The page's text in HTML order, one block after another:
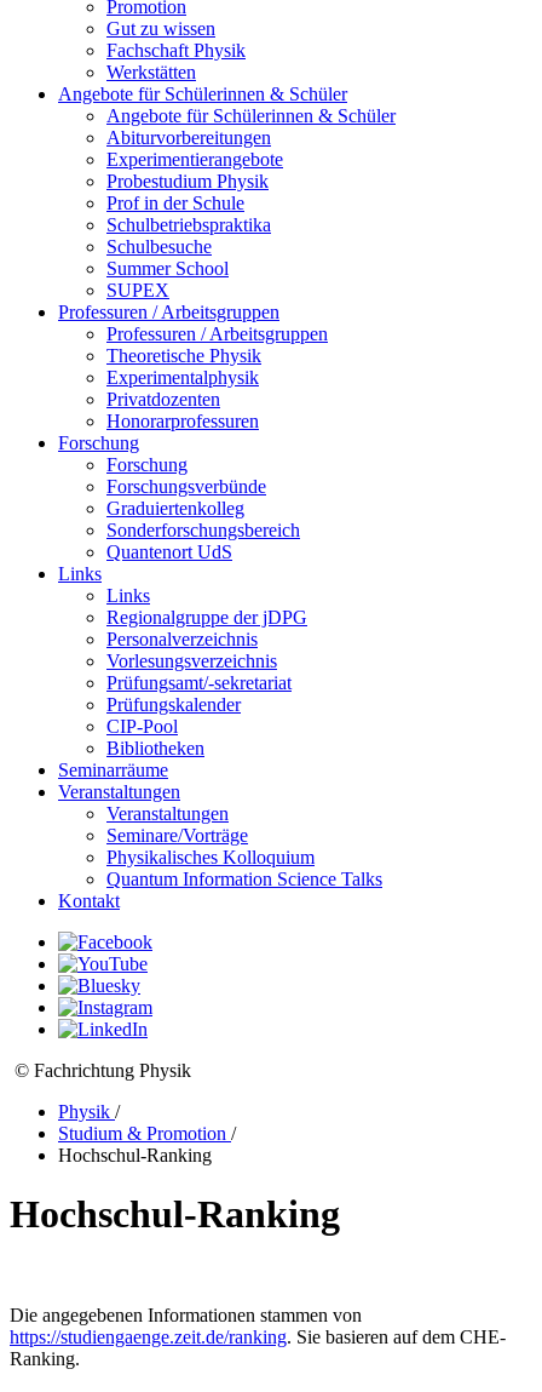
Promotion
Gut zu wissen
Fachschaft Physik
Werkstätten
Angebote für Schülerinnen & Schüler
Angebote für Schülerinnen & Schüler
Abiturvorbereitungen
Experimentierangebote
Probestudium Physik
Prof in der Schule
Schulbetriebspraktika
Schulbesuche
Summer School
SUPEX
Professuren / Arbeitsgruppen
Professuren / Arbeitsgruppen
Theoretische Physik
Experimentalphysik
Privatdozenten
Honorarprofessuren
Forschung
Forschung
Forschungsverbünde
Graduiertenkolleg
Sonderforschungsbereich
Quantenort UdS
Links
Links
Regionalgruppe der jDPG
Personalverzeichnis
Vorlesungsverzeichnis
Prüfungsamt/-sekretariat
Prüfungskalender
CIP-Pool
Bibliotheken
Seminarräume
Veranstaltungen
Veranstaltungen
Seminare/Vorträge
Physikalisches Kolloquium
Quantum Information Science Talks
Kontakt
© Fachrichtung Physik
Physik /
Studium & Promotion /
Hochschul-Ranking
Hochschul-Ranking
Die angegebenen Informationen stammen von
https://studiengaenge.zeit.de/ranking. Sie basieren auf dem CHE-
Ranking.